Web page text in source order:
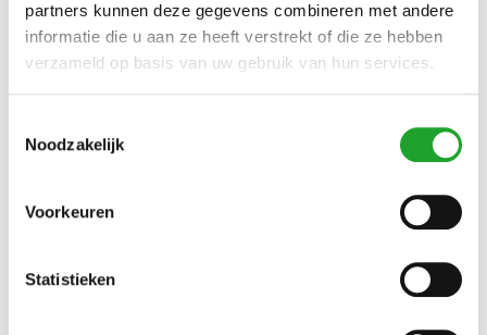
partners kunnen deze gegevens combineren met andere
informatie die u aan ze heeft verstrekt of die ze hebben
verzameld op basis van uw gebruik van hun services.
Noodzakelijk
Voorkeuren
Statistieken